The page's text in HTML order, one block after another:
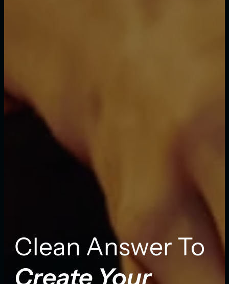
Clean Answer To
Create Your